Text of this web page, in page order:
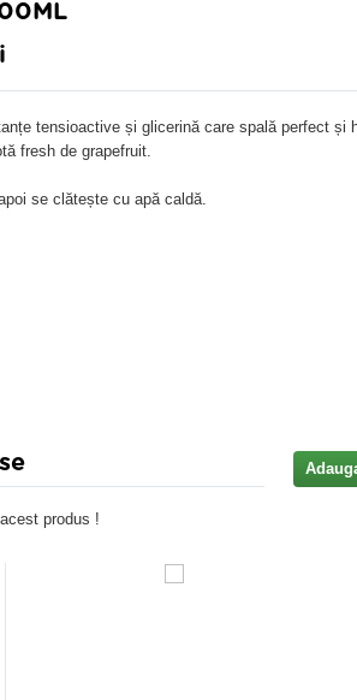
tensioactive și glicerină care spală perfect și
fresh de grapefruit.
se clătește cu apă caldă.
produs !